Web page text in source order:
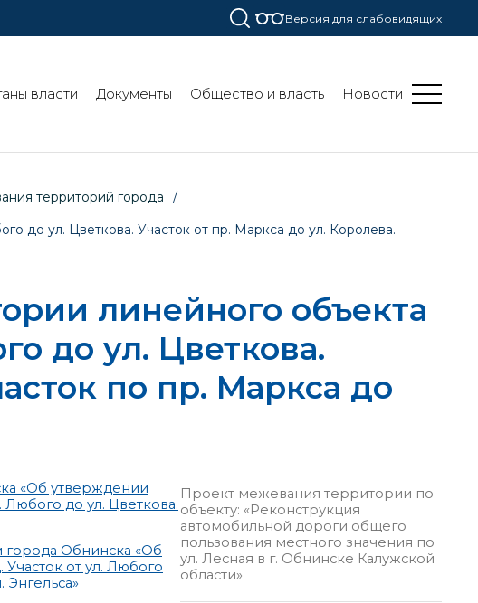
Версия для слабовидящих
власти Документы Общество и власть Новости
территорий города
/
до ул. Цветкова. Участок от пр. Маркса до ул. Королева.
линейного объекта
до ул. Цветкова.
по пр. Маркса до
«Об утверждении
до ул. Цветкова.
города Обнинска «Об
от ул. Любого
Энгельса»
Проект межевания территории по
объекту: «Реконструкция
автомобильной дороги общего
пользования местного значения по
ул. Лесная в г. Обнинске Калужской
области»